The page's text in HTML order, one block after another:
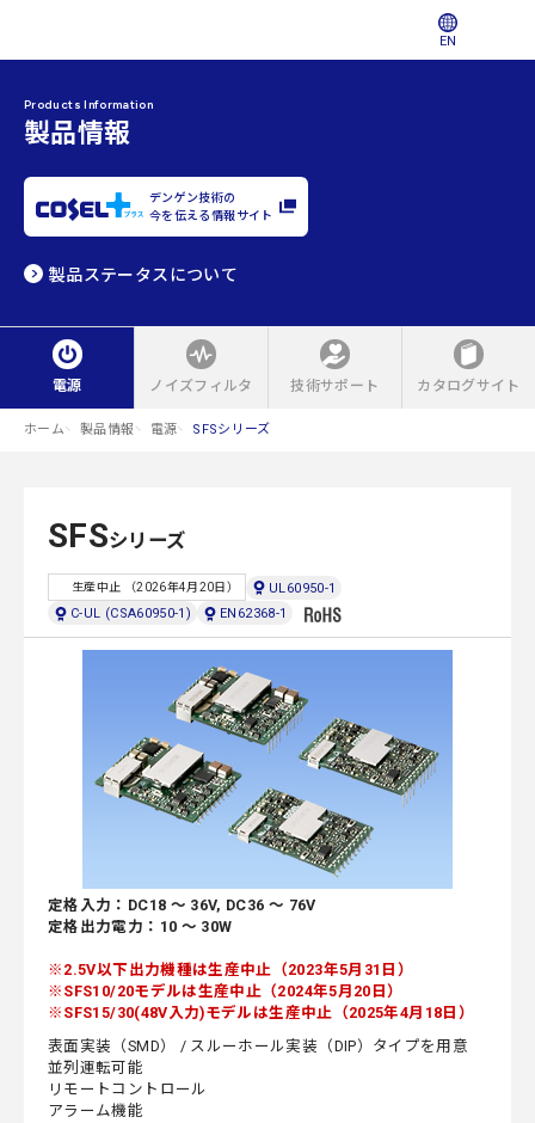
EN
Products Information
製品情報
デンゲン技術の
今を伝える情報サイト
製品ステータスについて
電源 ノイズフィルタ 技術サポート カタログサイト
ホーム 製品情報 電源 SFSシリーズ
SFSシリーズ
生産中止 （2026年4月20日）
UL60950-1
C-UL (CSA60950-1)
EN62368-1
定格入力：DC18 ～ 36V, DC36 ～ 76V
定格出力電力：10 ～ 30W
※2.5V以下出力機種は生産中止（2023年5月31日）
※SFS10/20モデルは生産中止（2024年5月20日）
※SFS15/30(48V入力)モデルは生産中止（2025年4月18日）
表面実装（SMD） / スルーホール実装（DIP）タイプを用意
並列運転可能
リモートコントロール
アラーム機能